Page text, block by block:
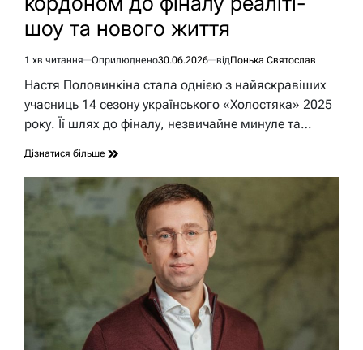
шоу та нового життя
Орієнтовний
час
1 хв читання Оприлюднено30.06.2026 відПонька Святослав
Настя Половинкіна стала однією з найяскравіших
учасниць 14 сезону українського «Холостяка» 2025
року. Її шлях до фіналу, незвичайне минуле та…
Дізнатися більше